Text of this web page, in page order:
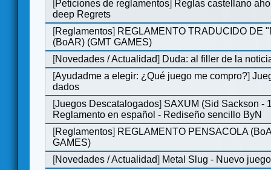
[Peticiones de reglamentos] Reglas castellano
deep Regrets
[Reglamentos] REGLAMENTO TRADUCIDO DE
(BoAR) (GMT GAMES)
[Novedades / Actualidad] Duda: al filler de la
[Ayudadme a elegir: ¿Qué juego me compro?]
dados
[Juegos Descatalogados] SAXUM (Sid Sackson -
Reglamento en español - Rediseño sencillo ByN
[Reglamentos] REGLAMENTO PENSACOLA
GAMES)
[Novedades / Actualidad] Metal Slug - Nuevo